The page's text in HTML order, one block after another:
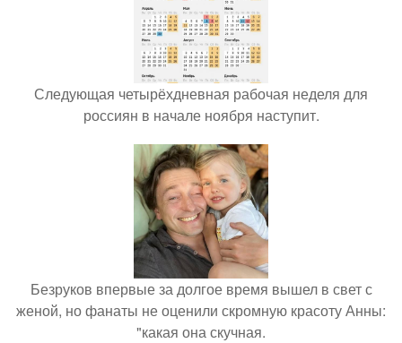
Следующая четырёхдневная рабочая неделя для
россиян в начале ноября наступит.
Безруков впервые за долгое время вышел в свет с
женой, но фанаты не оценили скромную красоту Анны:
"какая она скучная.